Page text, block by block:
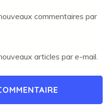
commentaires par
articles par e-mail.